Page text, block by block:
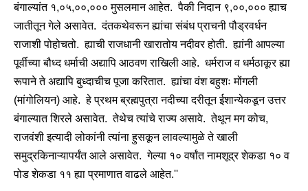
बंगाल्यांत १,०५,००,००० मुसलमान आहेत. पैकी निदान ९,००,००० ह्याच
जातीतून गेले असावेत. दंतकथेवरून ह्यांचा संबंध प्राचनी पौड्रवर्धन
राजाशी पोहोचतो. ह्याची राजधानी खारातोय नदीवर होती. ह्यांनी आपल्या
पूर्वीच्या बौध्द धर्माची अद्यापि आठवण राखिली आहे. धर्मराज व धर्मठाकूर ह्या
रूपाने ते अद्यापि बुध्दाचीच पूजा करितात. ह्यांचा वंश बहुशः मोंगली
(मांगोलियन) आहे. हे प्रथम ब्रह्मपुत्रा नदीच्या दरीतून ईशान्येकडून उत्तर
बंगाल्यात शिरले असावेत. तेथेच त्यांचे राज्य असावे. तेथून मग कोच,
राजवंशी इत्यादी लोकांनी त्यांना हुसकून लावल्यामुळे ते खाली
समुद्रकिनाऱ्यापर्यंत आले असावेत. गेल्या १० वर्षांत नामशूद्र शेकडा १० व
पोड शेकडा ११ ह्या प्रमाणात वाढले आहेत.''